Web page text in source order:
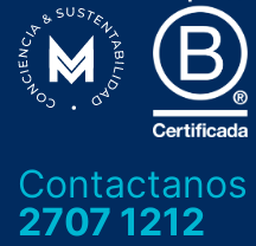
Contactanos
2707 1212